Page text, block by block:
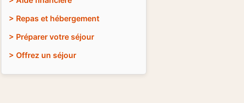
> Repas et hébergement
> Préparer votre séjour
> Offrez un séjour